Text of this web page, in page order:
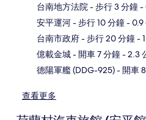
台南地方法院 - 步行 3 分鐘-
安平運河- 步行 10 分鐘- 0.9
台南市政府- 步行 20 分鐘-
億載金城- 開車 7 分鐘- 2.3
德陽軍艦 (DDG-925)- 開車
查看更多